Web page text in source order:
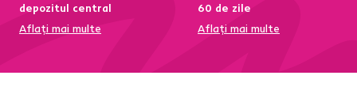
depozitul central
Aflați mai multe
60 de zile
Aflați mai multe